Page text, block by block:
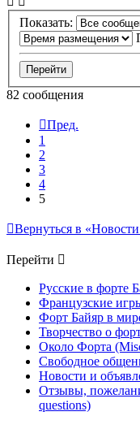
Показать:
82 сообщения
Пред.
1
2
3
4
5
Вернуться в
Перейти
Русские в форте
Французские
Форт Байяр в
Творчество о
Около Форта
Свободное
Новости и
Отзывы,
questions)